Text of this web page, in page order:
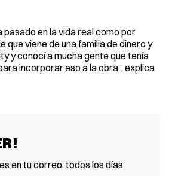
pasado en la vida real como por
que viene de una familia de dinero y
y conocí a mucha gente que tenía
incorporar eso a la obra”, explica
en tu correo, todos los días.